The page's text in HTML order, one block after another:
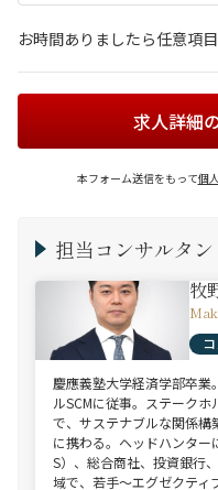
お時間ありましたら任意項
求人詳細
本フォーム送信をもって個
担当コンサルタン
牧
慶應義塾大学経済学部卒
ルSCMに従事。ステーク
で、サステナブルな関係構
に携わる。ヘッドハンター
S）、総合商社、投資銀行
域で、若手～エグゼクティ